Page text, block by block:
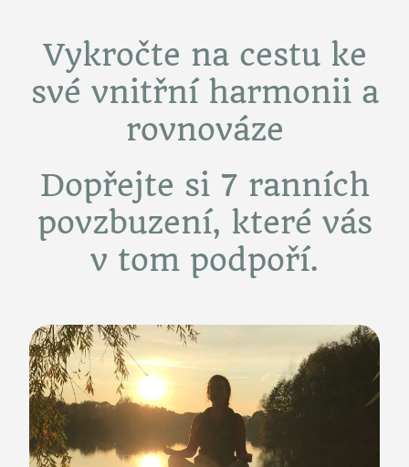
Vykročte na cestu ke
své vnitřní harmonii a
rovnováze
Dopřejte si 7 ranních
povzbuzení, které vás
v tom podpoří.